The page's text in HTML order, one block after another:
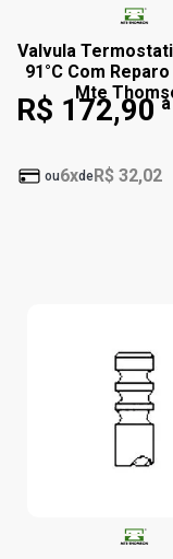
Valvula
91°C Com
Mte
R$ 172,90
ou6xdeR$ 32,02